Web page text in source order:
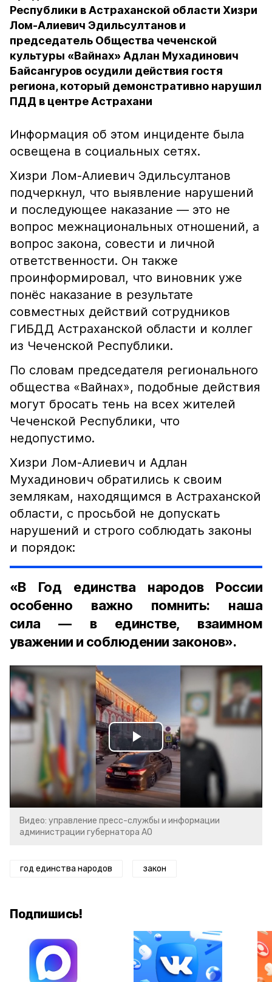
Республики в Астраханской области Хизри
Лом-Алиевич Эдильсултанов и
председатель Общества чеченской
культуры «Вайнах» Адлан Мухадинович
Байсангуров осудили действия гостя
региона, который демонстративно нарушил
ПДД в центре Астрахани
Информация об этом инциденте была
освещена в социальных сетях.
Хизри Лом-Алиевич Эдильсултанов
подчеркнул, что выявление нарушений
и последующее наказание — это не
вопрос межнациональных отношений, а
вопрос закона, совести и личной
ответственности. Он также
проинформировал, что виновник уже
понёс наказание в результате
совместных действий сотрудников
ГИБДД Астраханской области и коллег
из Чеченской Республики.
По словам председателя регионального
общества «Вайнах», подобные действия
могут бросать тень на всех жителей
Чеченской Республики, что
недопустимо.
Хизри Лом-Алиевич и Адлан
Мухадинович обратились к своим
землякам, находящимся в Астраханской
области, с просьбой не допускать
нарушений и строго соблюдать законы
и порядок:
«В Год единства народов России
особенно важно помнить: наша
сила — в единстве, взаимном
уважении и соблюдении законов».
Play
Video
Видео: управление пресс-службы и информации
администрации губернатора АО
год единства народов закон
Подпишись!